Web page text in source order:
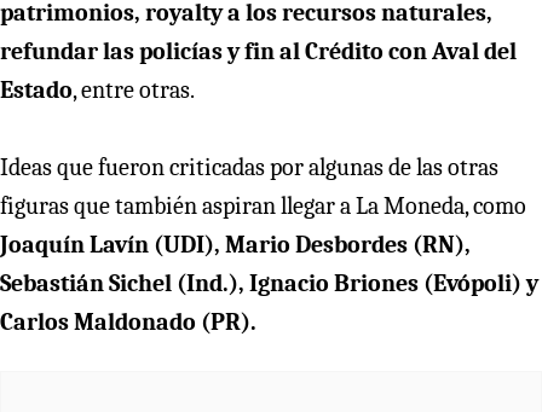
patrimonios, royalty a los recursos naturales,
refundar las policías y fin al Crédito con Aval del
Estado, entre otras.
Ideas que fueron criticadas por algunas de las otras
figuras que también aspiran llegar a La Moneda, como
Joaquín Lavín (UDI), Mario Desbordes (RN),
Sebastián Sichel (Ind.), Ignacio Briones (Evópoli) y
Carlos Maldonado (PR).